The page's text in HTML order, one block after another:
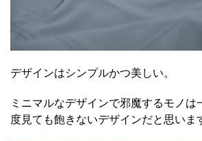
デザインはシンプルかつ美しい。
ミニマルなデザインで邪魔するモノは
度見ても飽きないデザインだと思いま